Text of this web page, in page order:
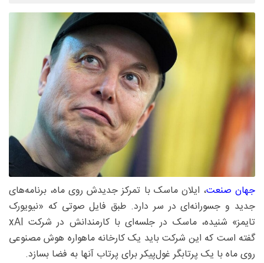
جهان صنعت، ایلان ماسک با تمرکز جدیدش روی ماه، برنامه‌های
جدید و جسورانه‌ای در سر دارد. طبق فایل صوتی که «نیویورک
تایمز» شنیده، ماسک در جلسه‌ای با کارمندانش در شرکت xAI
گفته است که این شرکت باید یک کارخانه ماهواره هوش مصنوعی
روی ماه با یک پرتابگر غول‌پیکر برای پرتاب آنها به فضا بسازد.